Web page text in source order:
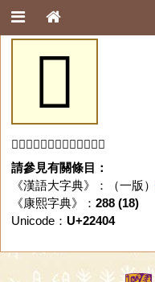
𢐄
「𢐄」字未收錄於本資料庫。
請參見有關條目：
《漢語大字典》：（一版）
《康熙字典》： 288 (18)
Unicode： U+22404